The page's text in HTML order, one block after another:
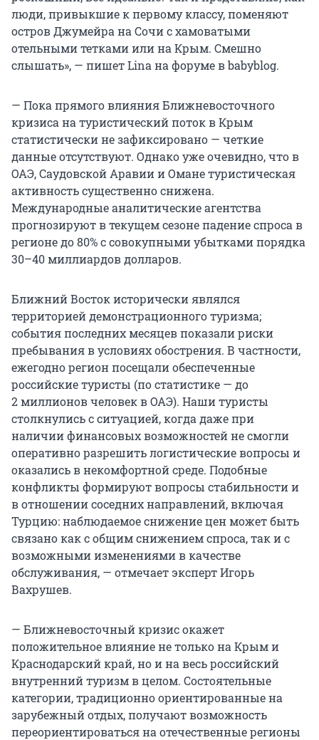
люди, привыкшие к первому классу, поменяют
остров Джумейра на Сочи с хамоватыми
отельными тетками или на Крым. Смешно
слышать», — пишет Lina на форуме в babyblog.
— Пока прямого влияния Ближневосточного
кризиса на туристический поток в Крым
статистически не зафиксировано — четкие
данные отсутствуют. Однако уже очевидно, что в
ОАЭ, Саудовской Аравии и Омане туристическая
активность существенно снижена.
Международные аналитические агентства
прогнозируют в текущем сезоне падение спроса в
регионе до 80% с совокупными убытками порядка
30–40 миллиардов долларов.
Ближний Восток исторически являлся
территорией демонстрационного туризма;
события последних месяцев показали риски
пребывания в условиях обострения. В частности,
ежегодно регион посещали обеспеченные
российские туристы (по статистике — до
2 миллионов человек в ОАЭ). Наши туристы
столкнулись с ситуацией, когда даже при
наличии финансовых возможностей не смогли
оперативно разрешить логистические вопросы и
оказались в некомфортной среде. Подобные
конфликты формируют вопросы стабильности и
в отношении соседних направлений, включая
Турцию: наблюдаемое снижение цен может быть
связано как с общим снижением спроса, так и с
возможными изменениями в качестве
обслуживания, — отмечает эксперт Игорь
Вахрушев.
— Ближневосточный кризис окажет
положительное влияние не только на Крым и
Краснодарский край, но и на весь российский
внутренний туризм в целом. Состоятельные
категории, традиционно ориентированные на
зарубежный отдых, получают возможность
переориентироваться на отечественные регионы